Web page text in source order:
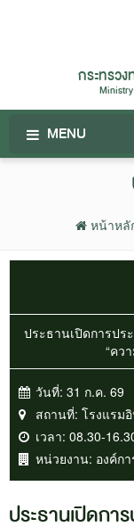
กระทรว
MENU
หน้าหลั
ประธานเปิดการปร
“คว
วันที่: 31 ก.ค. 69
สถานที่: โรงแรม
เวลา: 08.30-
หน่วยงาน: องค์ก
ประธานเปิดกา